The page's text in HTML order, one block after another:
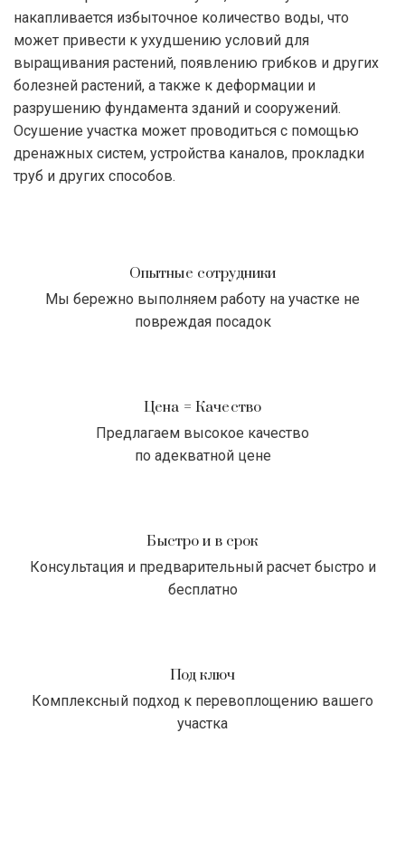
накапливается избыточное количество воды, что
может привести к ухудшению условий для
выращивания растений, появлению грибков и других
болезней растений, а также к деформации и
разрушению фундамента зданий и сооружений.
Осушение участка может проводиться с помощью
дренажных систем, устройства каналов, прокладки
труб и других способов.
Опытные сотрудники
Мы бережно выполняем работу на участке не
повреждая посадок
Цена = Качество
Предлагаем высокое качество
по адекватной цене
Быстро и в срок
Консультация и предварительный расчет быстро и
бесплатно
Под ключ
Комплексный подход к перевоплощению вашего
участка